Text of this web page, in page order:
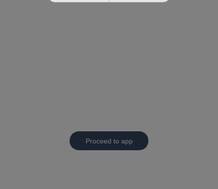
Proceed to app